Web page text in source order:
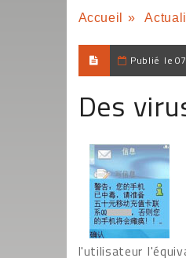
Accueil »
Publié le
Des
l'utilisateur